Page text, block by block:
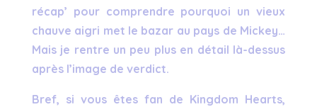
récap’ pour comprendre pourquoi un vieux
chauve aigri met le bazar au pays de Mickey…
Mais je rentre un peu plus en détail là-dessus
après l’image de verdict.
Bref, si vous êtes fan de Kingdom Hearts,